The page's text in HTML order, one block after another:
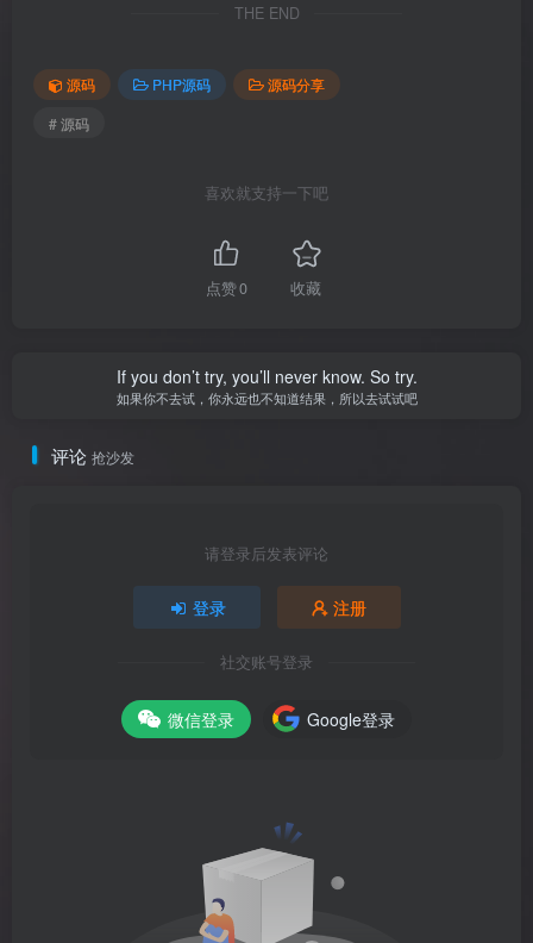
THE END
源码 PHP源码
源码分享
# 源码
喜欢就支持一下吧
点赞0 收藏
If you don’t try, you’ll never know. So try.
如果你不去试，你永远也不知道结果，所以去试试吧
评论 抢沙发
请登录后发表评论
登录 注册
社交账号登录
微信登录 Google登录